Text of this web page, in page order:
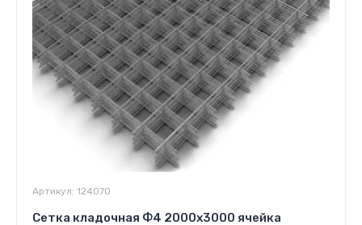
Артикул: 124070
Сетка кладочная Ф4 2000х3000 ячейка